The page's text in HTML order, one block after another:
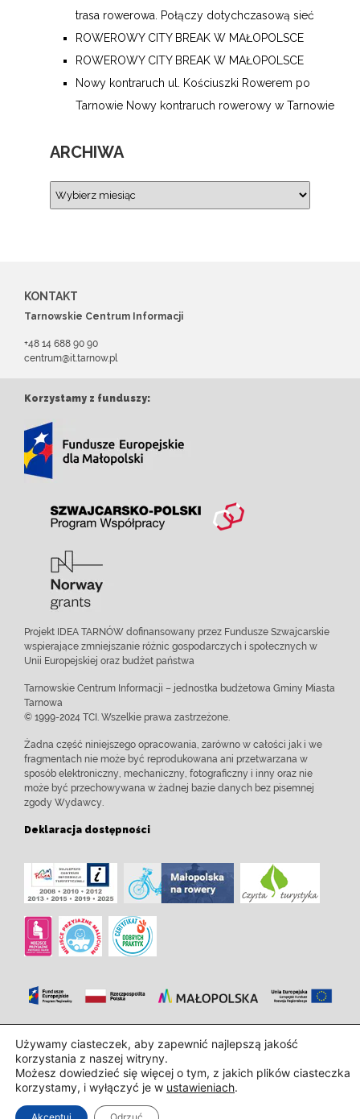
trasa rowerowa. Połączy dotychczasową sieć
ROWEROWY CITY BREAK W MAŁOPOLSCE
ROWEROWY CITY BREAK W MAŁOPOLSCE
Nowy kontraruch ul. Kościuszki Rowerem po
Tarnowie Nowy kontraruch rowerowy w Tarnowie
ARCHIWA
KONTAKT
Tarnowskie Centrum Informacji
+48 14 688 90 90
centrum@it.tarnow.pl
Korzystamy z funduszy:
Projekt IDEA TARNÓW dofinansowany przez Fundusze Szwajcarskie
wspierające zmniejszanie różnic gospodarczych i społecznych w
Unii Europejskiej oraz budżet państwa
Tarnowskie Centrum Informacji – jednostka budżetowa Gminy Miasta
Tarnowa
© 1999-2024 TCI. Wszelkie prawa zastrzeżone.
Żadna część niniejszego opracowania, zarówno w całości jak i we
fragmentach nie może być reprodukowana ani przetwarzana w
sposób elektroniczny, mechaniczny, fotograficzny i inny oraz nie
może być przechowywana w żadnej bazie danych bez pisemnej
zgody Wydawcy.
Deklaracja dostępności
Zaprojektowanie i wdrożenie: InTechHouse.com
Używamy ciasteczek, aby zapewnić najlepszą jakość
korzystania z naszej witryny.
Możesz dowiedzieć się więcej o tym, z jakich plików ciasteczka
korzystamy, i wyłączyć je w ustawieniach.